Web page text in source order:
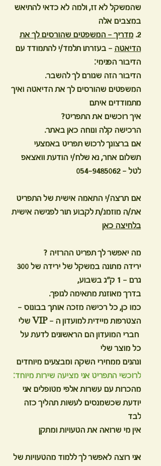
שהמשקל לא זז, ולמה לא כדאי להתיאש
במצבים אלה
2. מדריך - המשפטים שהורסים לך את
הדיאטה - בעזרתו תלמד/י להתמודד עם
הדיבור הפנימי:
הדיבור הזה שגורם לך להשבר.
המשפטים שהורסים לך את הדיאטה ואיך
מתמודדים איתם
איך רוכשים את התפריט?
הרכישה קלה ונוחה כאן באתר.
אם ברצונך לרכוש תפריט באמצעי
תשלום אחר, נא שלח/י הודעת וואצאפ
לטל - 054-9485062
אם תרצה/י התאמה אישית של התפריט
את/ה מוזמנ/ת לקבוע תור לפגישה אישית
בלחיצה כאן
מה יאפשר לך תפריט ההרזיה ?
ירידה מתונה במשקל של ירידה של 300
גרם – 1 ק"ג בשבוע,
בדרך מאוזנת מתאימה לגופך.
כמו כן, כל רכישה מזכה אותך בבונוס -
הצטרפות מיידית למועדון ה - VIP שלי
חברי המועדון הם הראשונים לדעת על
כל מוצר שלי
ונהנים ממחירי השקה ומבצעים מיוחדים
לרוכשי התפריט אני מציעה שירות מיוחד:
מהכרות עם עשרות אלפי מטופלים אני
יודעת שכשמנסים לעשות תהליך כזה
לבד
אין מי שרואה את הטעויות ומתקן
אני רוצה לאפשר לך ללמוד מהטעויות של